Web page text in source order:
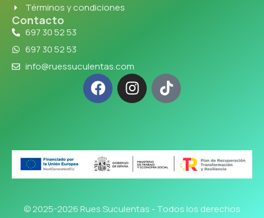
Términos y condiciones
Contacto
697 30 52 53
697 30 52 53
info@ruessuculentas.com
© 2025-2026 Rues Suculentas - Todos los derechos